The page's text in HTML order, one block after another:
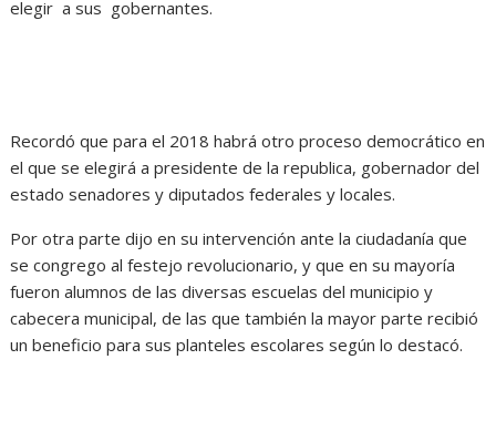
elegir a sus gobernantes.
Recordó que para el 2018 habrá otro proceso democrático en
el que se elegirá a presidente de la republica, gobernador del
estado senadores y diputados federales y locales.
Por otra parte dijo en su intervención ante la ciudadanía que
se congrego al festejo revolucionario, y que en su mayoría
fueron alumnos de las diversas escuelas del municipio y
cabecera municipal, de las que también la mayor parte recibió
un beneficio para sus planteles escolares según lo destacó.